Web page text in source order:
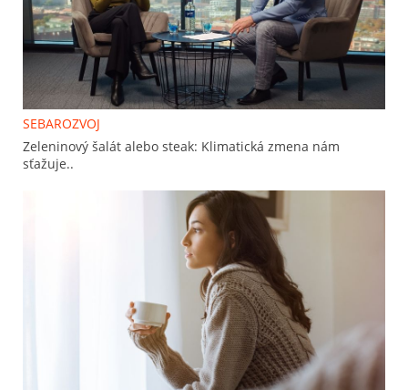
SEBAROZVOJ
Zeleninový šalát alebo steak: Klimatická zmena nám
sťažuje..